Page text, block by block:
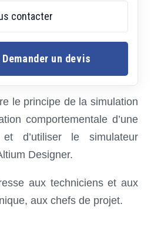
le principe de la simulation
comportementale d’une
d’utiliser le simulateur
Designer.
aux techniciens et aux
aux chefs de projet.
contacter
un devis